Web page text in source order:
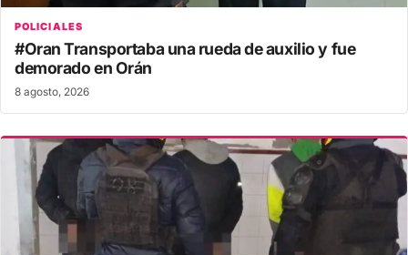
POLICIALES
#Oran Transportaba una rueda de auxilio y fue
demorado en Orán
8 agosto, 2026